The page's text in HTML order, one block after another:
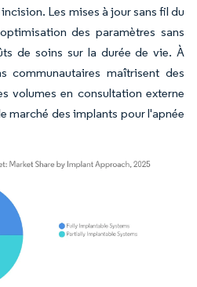
Les mises à jour sans fil du
des paramètres sans
de soins sur la durée de vie. À
communautaires maîtrisent des
volumes en consultation externe
marché des implants pour l'apnée